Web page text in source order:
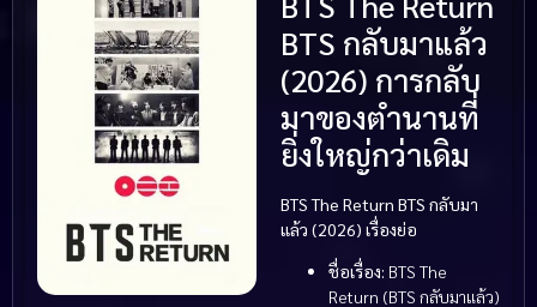
BTS กลับมาแล้ว
(2026) การกลับ
มาของตำนานที่
ยิ่งใหญ่กว่าเดิม
BTS The Return BTS กลับมา
แล้ว (2026) เรื่องย่อ
ชื่อเรื่อง: BTS The
Return (BTS กลับมาแล้ว)